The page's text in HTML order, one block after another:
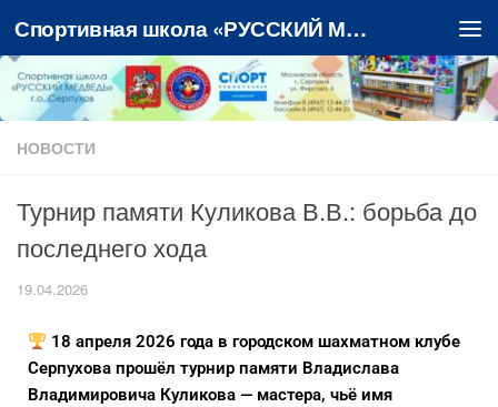
Перейти к содержимому Спортивная школа «РУССКИЙ МЕДВЕДЬ»
НОВОСТИ
Турнир памяти Куликова В.В.: борьба до
последнего хода
19.04.2026
18 апреля 2026 года в городском шахматном клубе
Серпухова прошёл турнир памяти Владислава
Владимировича Куликова — мастера, чьё имя